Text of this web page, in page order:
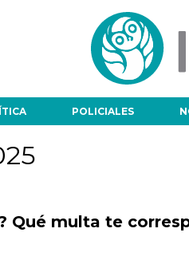
POLICIALES
Qué multa te